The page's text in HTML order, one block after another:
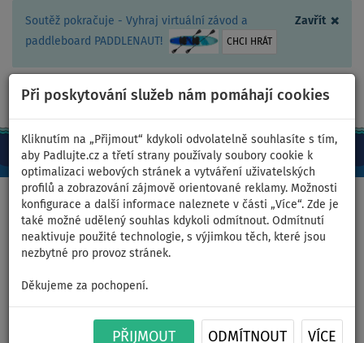
Zavřít ×
Soutěž pokračuje - Vyhraj virtuální závod a
paddleboard PADDLENAUT!
CHCI HRÁT
Při poskytování služeb nám pomáhají cookies
Kliknutím na „Přijmout“ kdykoli odvolatelně souhlasíte s tím,
aby Padlujte.cz a třetí strany používaly soubory cookie k
optimalizaci webových stránek a vytváření uživatelských
profilů a zobrazování zájmově orientované reklamy. Možnosti
konfigurace a další informace naleznete v části „Více“. Zde je
také možné udělený souhlas kdykoli odmítnout. Odmítnutí
neaktivuje použité technologie, s výjimkou těch, které jsou
nezbytné pro provoz stránek.
Děkujeme za pochopení.
PŘIJMOUT ODMÍTNOUT VÍCE
CZ/Kč +420 467 409 090 0ks
Domů >Čluny a motory
Člun GLADIATOR LIGHT
AK320WF green - nafukovací
člun s dřevěnou podlahou -